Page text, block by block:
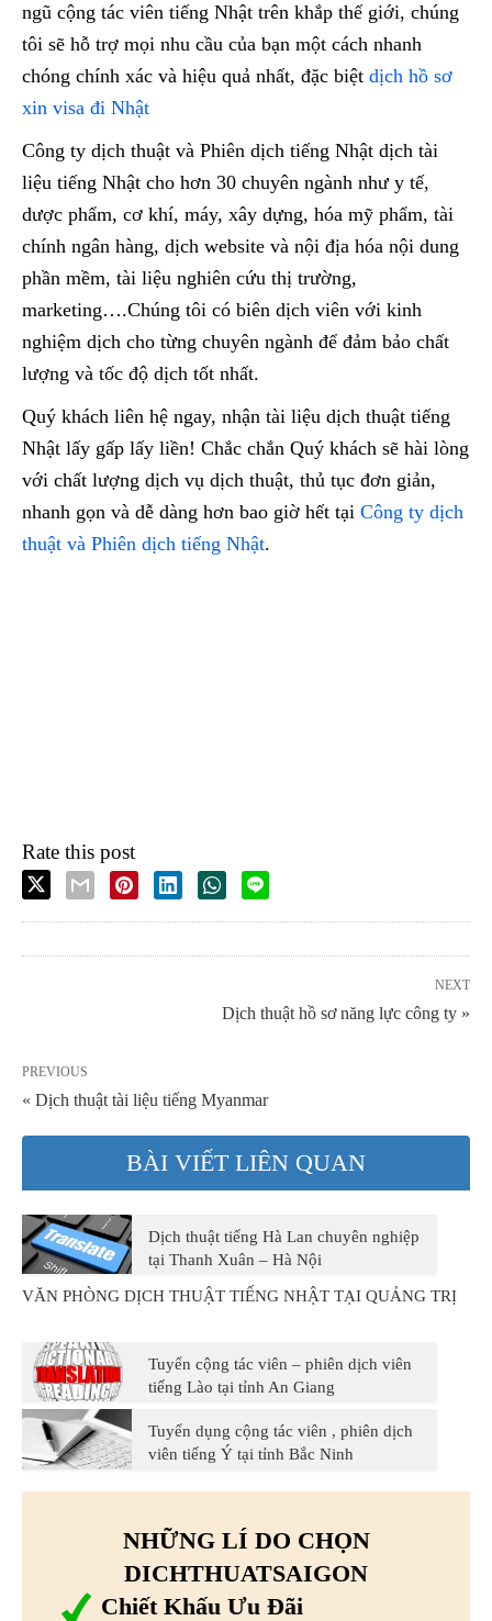
ngũ cộng tác viên tiếng Nhật trên khắp thế giới, chúng
tôi sẽ hỗ trợ mọi nhu cầu của bạn một cách nhanh
chóng chính xác và hiệu quả nhất, đặc biệt dịch hồ sơ
xin visa đi Nhật
Công ty dịch thuật và Phiên dịch tiếng Nhật dịch tài
liệu tiếng Nhật cho hơn 30 chuyên ngành như y tế,
dược phẩm, cơ khí, máy, xây dựng, hóa mỹ phẩm, tài
chính ngân hàng, dịch website và nội địa hóa nội dung
phần mềm, tài liệu nghiên cứu thị trường,
marketing….Chúng tôi có biên dịch viên với kinh
nghiệm dịch cho từng chuyên ngành để đảm bảo chất
lượng và tốc độ dịch tốt nhất.
Quý khách liên hệ ngay, nhận tài liệu dịch thuật tiếng
Nhật lấy gấp lấy liền! Chắc chắn Quý khách sẽ hài lòng
với chất lượng dịch vụ dịch thuật, thủ tục đơn giản,
nhanh gọn và dễ dàng hơn bao giờ hết tại Công ty dịch
thuật và Phiên dịch tiếng Nhật.
Rate this post
NEXT
Dịch thuật hồ sơ năng lực công ty »
PREVIOUS
« Dịch thuật tài liệu tiếng Myanmar
BÀI VIẾT LIÊN QUAN
Dịch thuật tiếng Hà Lan chuyên nghiệp
tại Thanh Xuân – Hà Nội
VĂN PHÒNG DỊCH THUẬT TIẾNG NHẬT TẠI QUẢNG TRỊ
Tuyển cộng tác viên – phiên dịch viên
tiếng Lào tại tỉnh An Giang
Tuyển dụng cộng tác viên , phiên dịch
viên tiếng Ý tại tỉnh Bắc Ninh
NHỮNG LÍ DO CHỌN
DICHTHUATSAIGON
Chiết Khấu Ưu Đãi